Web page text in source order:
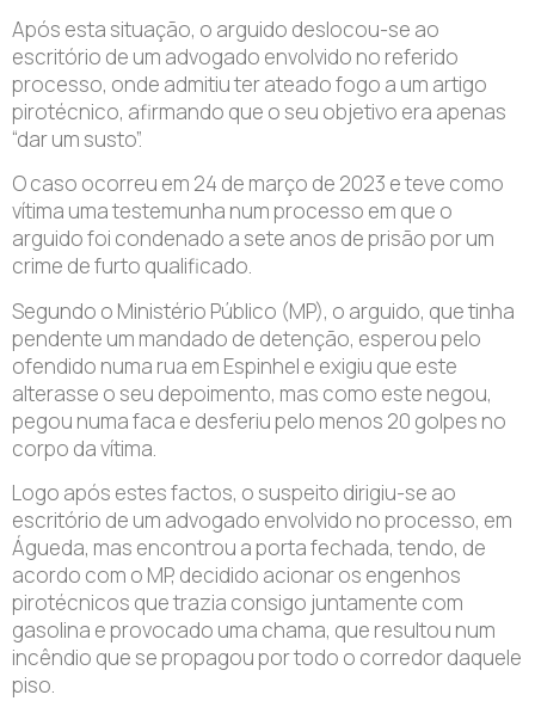
Após esta situação, o arguido deslocou-se ao
escritório de um advogado envolvido no referido
processo, onde admitiu ter ateado fogo a um artigo
pirotécnico, afirmando que o seu objetivo era apenas
“dar um susto”.
O caso ocorreu em 24 de março de 2023 e teve como
vítima uma testemunha num processo em que o
arguido foi condenado a sete anos de prisão por um
crime de furto qualificado.
Segundo o Ministério Público (MP), o arguido, que tinha
pendente um mandado de detenção, esperou pelo
ofendido numa rua em Espinhel e exigiu que este
alterasse o seu depoimento, mas como este negou,
pegou numa faca e desferiu pelo menos 20 golpes no
corpo da vítima.
Logo após estes factos, o suspeito dirigiu-se ao
escritório de um advogado envolvido no processo, em
Águeda, mas encontrou a porta fechada, tendo, de
acordo com o MP, decidido acionar os engenhos
pirotécnicos que trazia consigo juntamente com
gasolina e provocado uma chama, que resultou num
incêndio que se propagou por todo o corredor daquele
piso.